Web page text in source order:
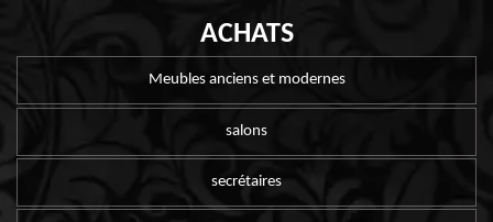
ACHATS
Meubles anciens et modernes
salons
secrétaires